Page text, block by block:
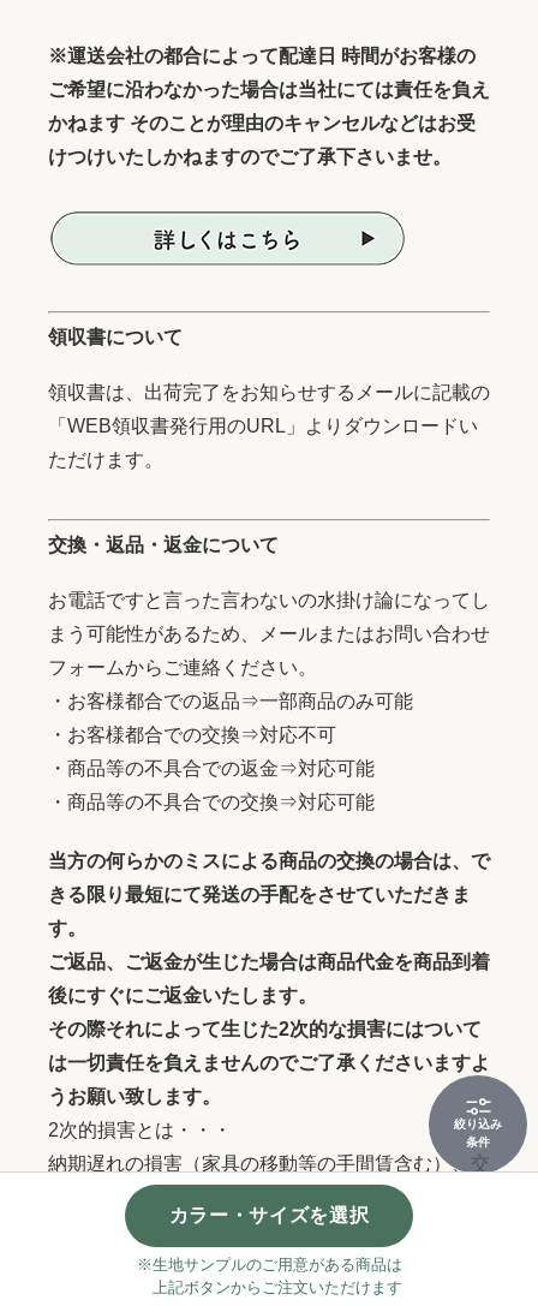
絞り込み
条件
カラー・サイズを選択
※生地サンプルのご用意がある商品は
上記ボタンからご注文いただけます
※運送会社の都合によって配達日 時間がお客様の
ご希望に沿わなかった場合は当社にては責任を負え
かねます そのことが理由のキャンセルなどはお受
けつけいたしかねますのでご了承下さいませ。
領収書について
領収書は、出荷完了をお知らせするメールに記載の
「WEB領収書発行用のURL」よりダウンロードい
ただけます。
交換・返品・返金について
お電話ですと言った言わないの水掛け論になってし
まう可能性があるため、メールまたはお問い合わせ
フォームからご連絡ください。
・お客様都合での返品⇒一部商品のみ可能
・お客様都合での交換⇒対応不可
・商品等の不具合での返金⇒対応可能
・商品等の不具合での交換⇒対応可能
当方の何らかのミスによる商品の交換の場合は、で
きる限り最短にて発送の手配をさせていただきま
す。
ご返品、ご返金が生じた場合は商品代金を商品到着
後にすぐにご返金いたします。
その際それによって生じた2次的な損害にはついて
は一切責任を負えませんのでご了承くださいますよ
うお願い致します。
2次的損害とは・・・
納期遅れの損害（家具の移動等の手間賃含む）、交
通費、電話代など・・・